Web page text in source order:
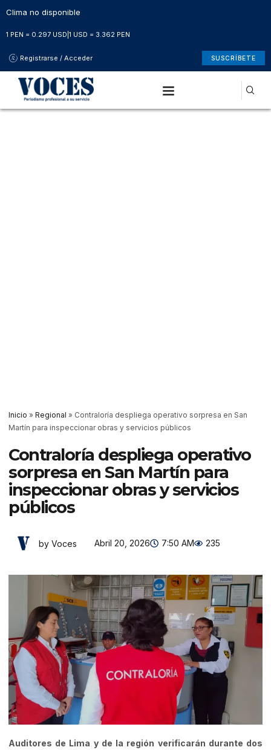
Clima no disponible
1 PEN = 0.297 USD 1 USD = 3.362 PEN
Registrarse / Acceder SUSCRÍBETE
Inicio » Regional » Contraloría despliega operativo sorpresa en San
Martín para inspeccionar obras y servicios públicos
Contraloría despliega operativo
sorpresa en San Martín para
inspeccionar obras y servicios
públicos
by Voces Abril 20, 2026 7:50 AM 235
Auditores de Lima y de la región verificarán durante dos